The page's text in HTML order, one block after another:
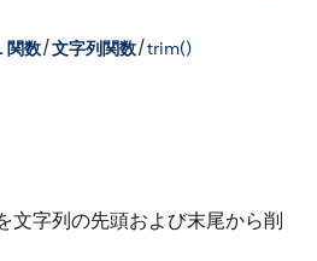
関数/文字列関数/trim()
文字列の先頭および末尾から削